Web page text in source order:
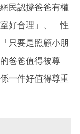
民認撐爸爸有權
好合理」、「性
只要是照顧小朋
爸爸值得被尊
一件好值得尊重